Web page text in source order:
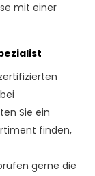
mit einer
Sie ein
finden,
gerne die